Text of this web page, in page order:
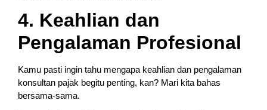
4. Keahlian dan
Pengalaman Profesional
Kamu pasti ingin tahu mengapa keahlian dan pengalaman
konsultan pajak begitu penting, kan? Mari kita bahas
bersama-sama.